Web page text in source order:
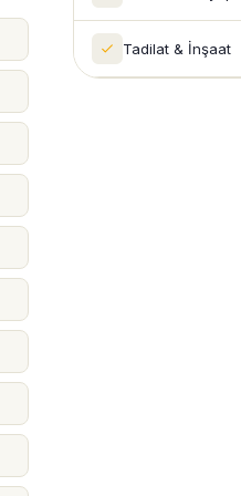
Tadilat & İnşaat